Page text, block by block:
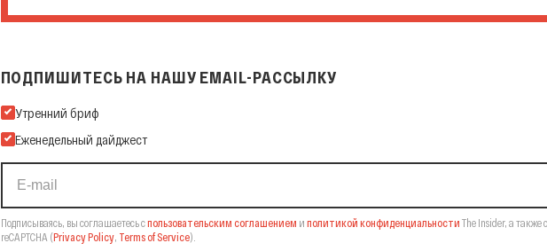
ПОДПИШИТЕСЬ НА НАШУ EMAIL-РАССЫЛКУ
Подпишитесь на нашу Email-рассылку
Утренний бриф
Еженедельный дайджест
Подписываясь, вы соглашаетесь спользовательским соглашением и политикой конфиденциальности The Insider, а также
reCAPTCHA (Privacy Policy, Terms of Service).